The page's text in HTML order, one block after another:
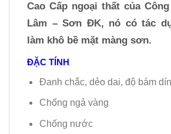
Cao Cấp ngoại thất của
Lâm – Sơn ĐK, nó có tác
làm khô bề mặt màng sơn.
ĐẶC TÍNH
Đanh chắc, dẻo dai, độ bám
Chống ngả vàng
Chống nước